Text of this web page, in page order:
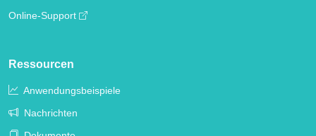
Online-Support
Ressourcen
Anwendungsbeispiele
Nachrichten